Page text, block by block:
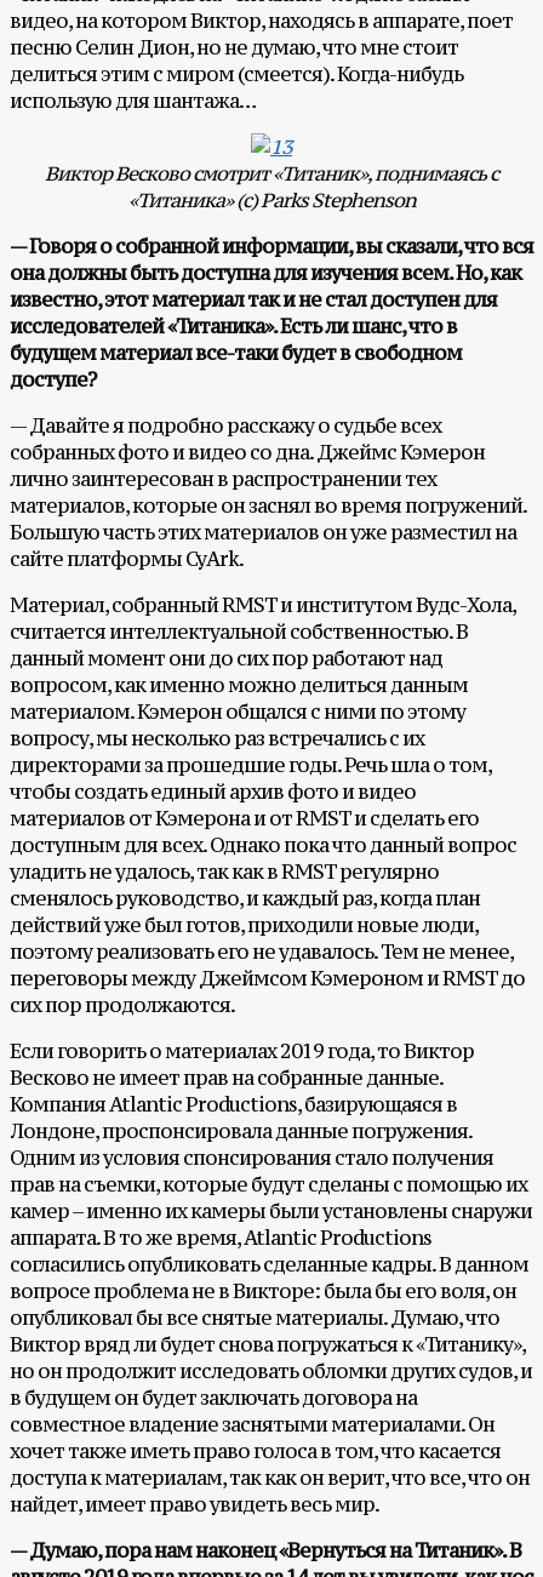
видео, на котором Виктор, находясь в аппарате, поет
песню Селин Дион, но не думаю, что мне стоит
делиться этим с миром (смеется). Когда-нибудь
использую для шантажа…
Виктор Весково смотрит «Титаник», поднимаясь с
«Титаника» (с)Parks Stephenson
— Говоря о собранной информации, вы сказали, что вся
она должны быть доступна для изучения всем. Но, как
известно, этот материал так и не стал доступен для
исследователей «Титаника». Есть ли шанс, что в
будущем материал все-таки будет в свободном
доступе?
— Давайте я подробно расскажу о судьбе всех
собранных фото и видео со дна. Джеймс Кэмерон
лично заинтересован в распространении тех
материалов, которые он заснял во время погружений.
Большую часть этих материалов он уже разместил на
сайте платформы CyArk.
Материал, собранный RMST и институтом Вудс-Хола,
считается интеллектуальной собственностью. В
данный момент они до сих пор работают над
вопросом, как именно можно делиться данным
материалом. Кэмерон общался с ними по этому
вопросу, мы несколько раз встречались с их
директорами за прошедшие годы. Речь шла о том,
чтобы создать единый архив фото и видео
материалов от Кэмерона и от RMST и сделать его
доступным для всех. Однако пока что данный вопрос
уладить не удалось, так как в RMST регулярно
сменялось руководство, и каждый раз, когда план
действий уже был готов, приходили новые люди,
поэтому реализовать его не удавалось. Тем не менее,
переговоры между Джеймсом Кэмероном и RMST до
сих пор продолжаются.
Если говорить о материалах 2019 года, то Виктор
Весково не имеет прав на собранные данные.
Компания Atlantic Productions, базирующаяся в
Лондоне, проспонсировала данные погружения.
Одним из условия спонсирования стало получения
прав на съемки, которые будут сделаны с помощью их
камер – именно их камеры были установлены снаружи
аппарата. В то же время, Atlantic Productions
согласились опубликовать сделанные кадры. В данном
вопросе проблема не в Викторе: была бы его воля, он
опубликовал бы все снятые материалы. Думаю, что
Виктор вряд ли будет снова погружаться к «Титанику»,
но он продолжит исследовать обломки других судов, и
в будущем он будет заключать договора на
совместное владение заснятыми материалами. Он
хочет также иметь право голоса в том, что касается
доступа к материалам, так как он верит, что все, что он
найдет, имеет право увидеть весь мир.
— Думаю, пора нам наконец «Вернуться на Титаник». В